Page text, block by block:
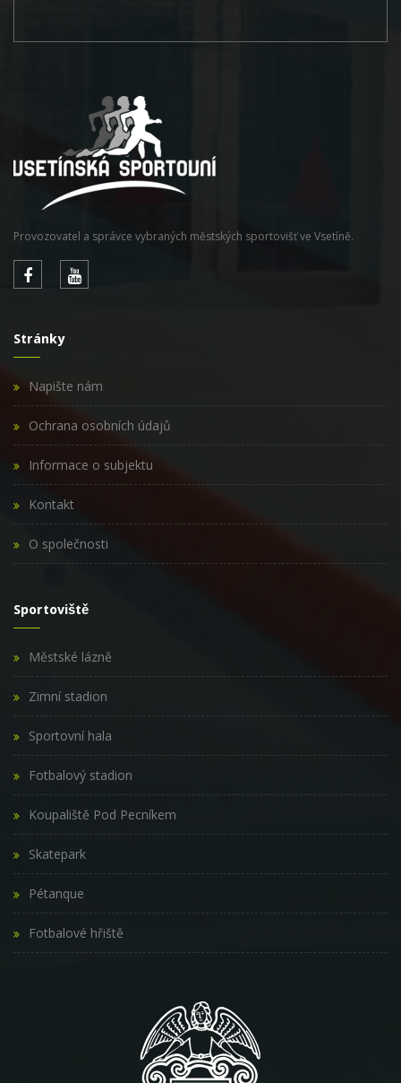
Provozovatel a správce vybraných městských sportovišť ve Vsetíně.
Stránky
Napište nám
Ochrana osobních údajů
Informace o subjektu
Kontakt
O společnosti
Sportoviště
Městské lázně
Zimní stadion
Sportovní hala
Fotbalový stadion
Koupaliště Pod Pecníkem
Skatepark
Pétanque
Fotbalové hřiště